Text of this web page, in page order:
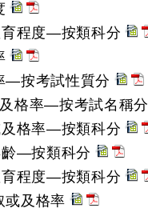
育程度—按類科分
—按考試性質分
格率—按考試名稱分
及格率—按類科分
齡—按類科分
育程度—按類科分
或及格率